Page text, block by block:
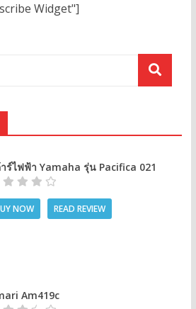
Widget"]
ร์ไฟฟ้า Yamaha รุ่น Pacifica 021
NOW READ REVIEW
Am419c